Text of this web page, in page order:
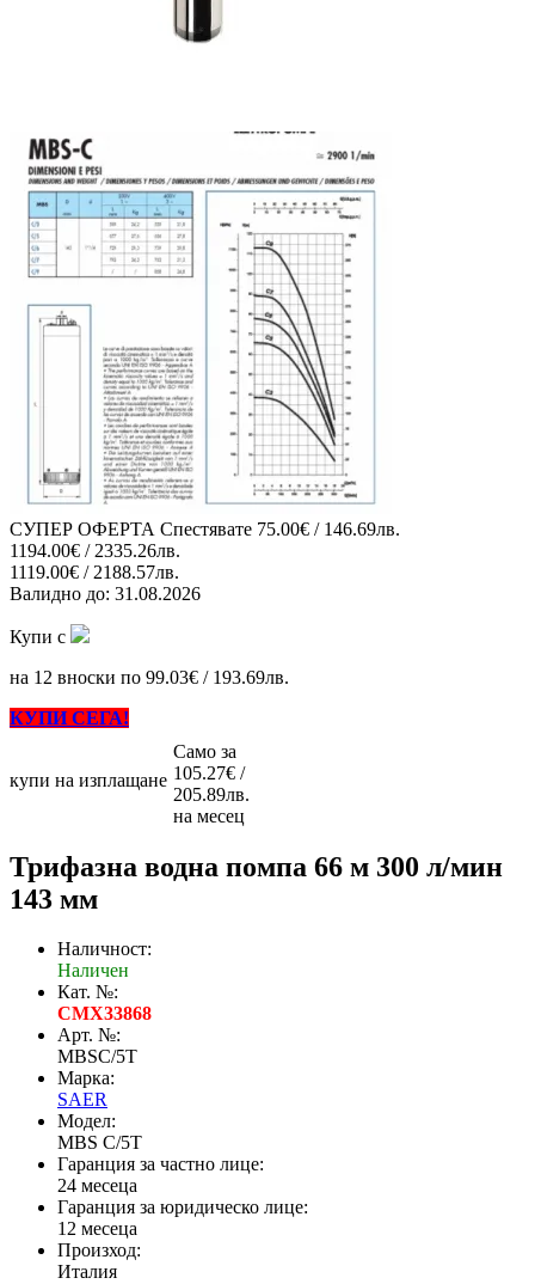
СУПЕР ОФЕРТА Спестявате 75.00€ / 146.69лв.
1194.00€ / 2335.26лв.
1119.00€ / 2188.57лв.
Валидно до: 31.08.2026
Купи с
на 12 вноски по 99.03€ / 193.69лв.
КУПИ СЕГА!
купи на изплащане
Само за
105.27€ /
205.89лв.
на месец
Трифазна водна помпа 66 м 300 л/мин
143 мм
Наличност:
Наличен
Кат. №:
CMX33868
Арт. №:
MBSC/5T
Марка:
SAER
Модел:
MBS C/5T
Гаранция за частно лице:
24 месеца
Гаранция за юридическо лице:
12 месеца
Произход:
Италия